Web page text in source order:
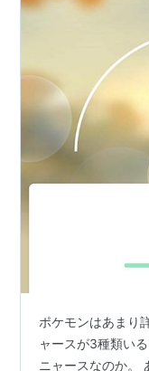
ポケモンはあまり
ャースが3種類い
ニャースなのか。